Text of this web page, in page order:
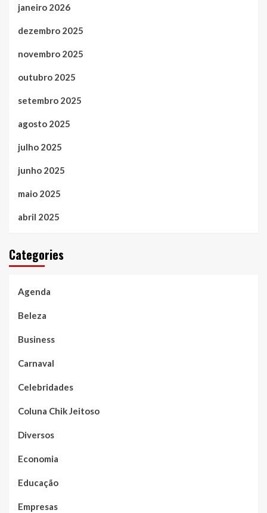
janeiro 2026
dezembro 2025
novembro 2025
outubro 2025
setembro 2025
agosto 2025
julho 2025
junho 2025
maio 2025
abril 2025
Categories
Agenda
Beleza
Business
Carnaval
Celebridades
Coluna Chik Jeitoso
Diversos
Economia
Educação
Empresas